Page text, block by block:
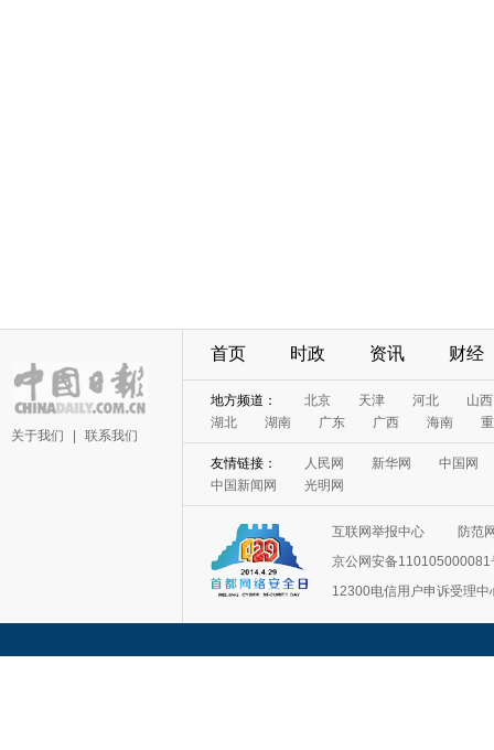
关于我们 联系我们
首页 时政 资讯 财经
地方频道： 北京 天津 河北
山西
湖北
湖南 广东 广西 海南
友情链接： 人民网 新华网
中国网
中国新闻网
光明网
互联网举报中心
防范
京公网安备110105000081
12300电信用户申诉受理中